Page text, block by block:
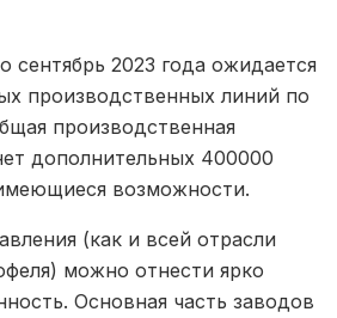
сентябрь 2023 года ожидается
производственных линий по
производственная
дополнительных 400000
возможности.
(как и всей отрасли
можно отнести ярко
Основная часть заводов